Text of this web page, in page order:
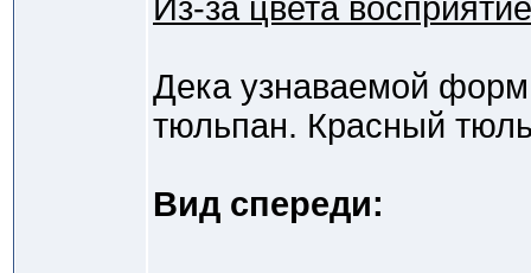
Из-за цвета
Дека узнаваемой
тюльпан. Красный
Вид спереди: